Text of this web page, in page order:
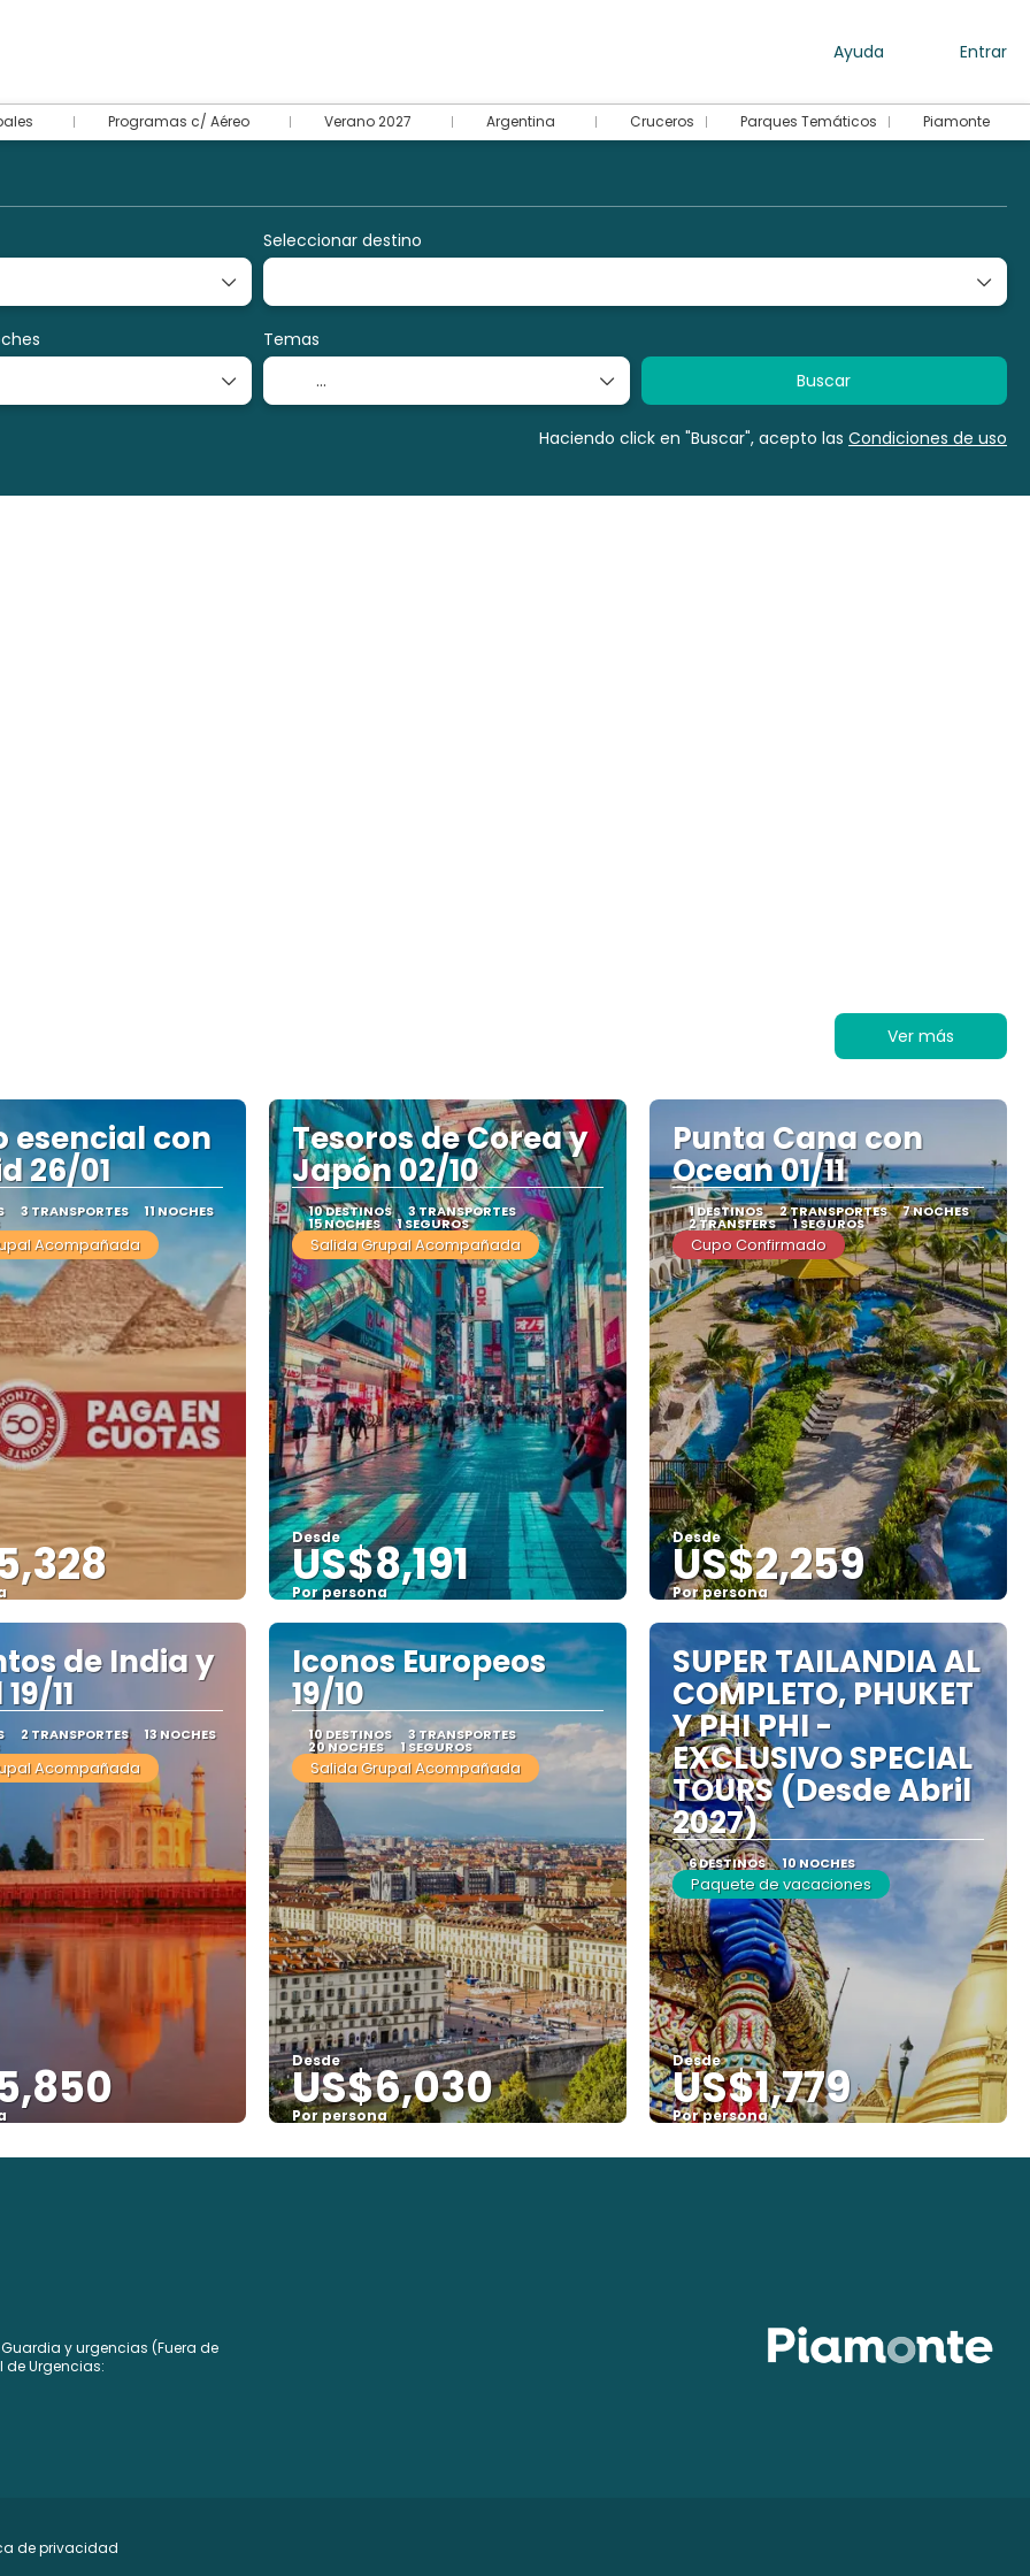
Ayuda Entrar
Programas c/ Aéreo Verano 2027 Argentina Cruceros Parques Temáticos Piamonte
Seleccionar destino
Temas
Buscar
Haciendo click en "Buscar", acepto las Condiciones de uso
Ver más
esencial con
26/01
3 TRANSPORTES 11 NOCHES
Acompañada
Ver
Tesoros de Corea y
Japón 02/10
10 DESTINOS 3 TRANSPORTES
15 NOCHES 1 SEGUROS
Salida Grupal Acompañada
Desde
US$8,191
Por persona
Ver
Punta Cana con
Ocean 01/11
1 DESTINOS 2 TRANSPORTES 7 NOCHES
2 TRANSFERS 1 SEGUROS
Cupo Confirmado
Desde
US$2,259
Por persona
Ver
de India y
11
2 TRANSPORTES 13 NOCHES
Acompañada
Iconos Europeos
19/10
10 DESTINOS 3 TRANSPORTES
20 NOCHES 1 SEGUROS
Salida Grupal Acompañada
Desde
US$6,030
Por persona
SUPER TAILANDIA AL
COMPLETO, PHUKET
Y PHI PHI -
EXCLUSIVO SPECIAL
TOURS (Desde Abril
2027)
6 DESTINOS 10 NOCHES
Paquete de vacaciones
Desde
US$1,779
Por persona
y urgencias (Fuera de
de Urgencias:
de privacidad